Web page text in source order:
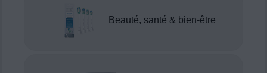
Beauté, santé & bien-être